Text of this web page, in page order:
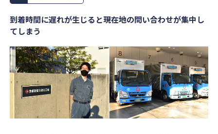
到着時間に遅れが生じると現在地の問い合わせが集中し
てしまう